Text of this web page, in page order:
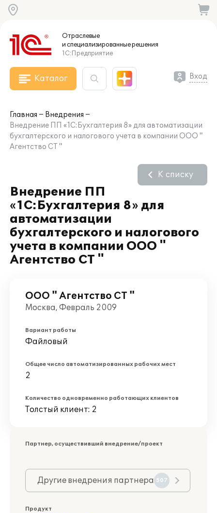
Отраслевые
и специализированныерешения
1С:Предприятие
Каталог Вход
Главная
Внедрения
Внедрение ПП «1С:Бухгалтерия 8» для автоматизации
бухгалтерского и налогового учета в компании ООО "
Агентство СТ "
Внедрение ПП
«1С:Бухгалтерия 8» для
автоматизации
бухгалтерского и налогового
учета в компании ООО "
Агентство СТ "
К списку
ООО " Агентство СТ "
Москва, Февраль 2009
Вариант работы
Файловый
Общее число автоматизированных рабочих мест
2
Количество одновременно работающих клиентов
Толстый клиент: 2
Партнер, осуществивший внедрение/проект
Другие внедрения партнера 507
Продукт